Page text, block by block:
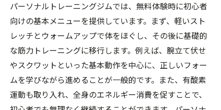
パーソナルトレーニングジムでは、無料体験時に初心者
向けの基本メニューを提供しています。まず、軽いスト
レッチとウォームアップで体をほぐし、その後に基礎的
な筋力トレーニングに移行します。例えば、腕立て伏せ
やスクワットといった基本動作を中心に、正しいフォー
ムを学びながら進めることが一般的です。また、有酸素
運動も取り入れ、全身のエネルギー消費を促すことで、